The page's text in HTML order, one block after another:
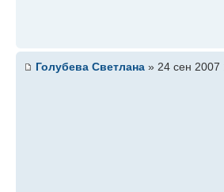
Голубева Светлана » 24 сен 2007